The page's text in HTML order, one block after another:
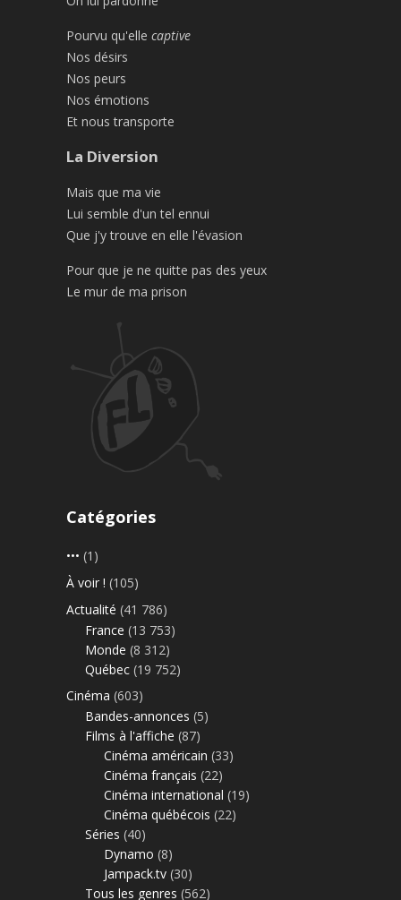
Pourvu qu'elle captive
Nos désirs
Nos peurs
Nos émotions
Et nous transporte
La Diversion
Mais que ma vie
Lui semble d'un tel ennui
Que j'y trouve en elle l'évasion
Pour que je ne quitte pas des yeux
Le mur de ma prison
Catégories
••• (1)
À voir ! (105)
Actualité (41 786)
France (13 753)
Monde (8 312)
Québec (19 752)
Cinéma (603)
Bandes-annonces (5)
Films à l'affiche (87)
Cinéma américain (33)
Cinéma français (22)
Cinéma international (19)
Cinéma québécois (22)
Séries (40)
Dynamo (8)
Jampack.tv (30)
Tous les genres (562)